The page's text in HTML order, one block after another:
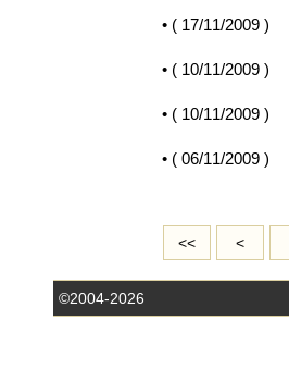
• ( 17/11/2009)
• ( 10/11/2009)
• ( 10/11/2009)
• ( 06/11/2009)
<< <
©2004-2026